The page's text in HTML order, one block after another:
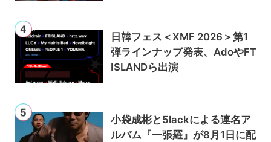
日韓フェス＜XMF 2026＞第1
弾ラインナップ発表、AdoやFT
ISLANDら出演
小袋成彬と5lackによる連名ア
ルバム『一張羅』が8月1日に配